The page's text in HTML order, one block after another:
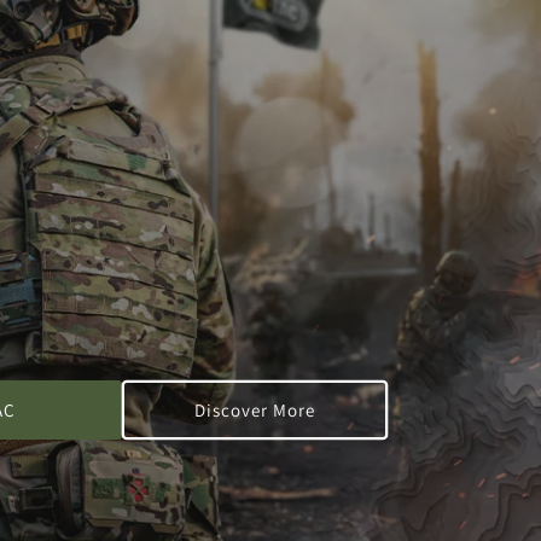
Discover More